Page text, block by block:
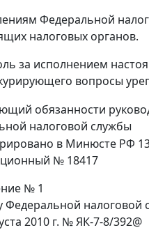
Федеральной
налоговых органов.
за исполнением
вопросы
обязанности
налоговой службы
в Минюсте РФ 13
№ 18417
№ 1
Федеральной налоговой
2010 г. № ЯК-7-8/392@